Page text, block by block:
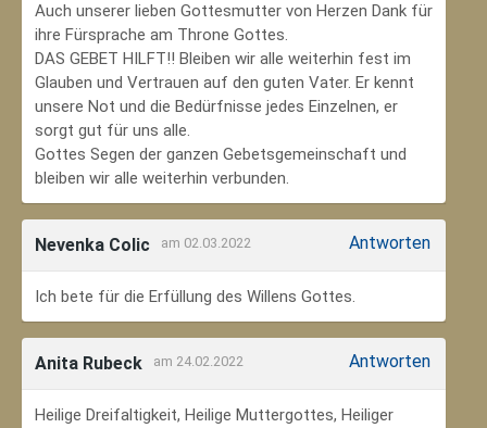
Auch unserer lieben Gottesmutter von Herzen Dank für
ihre Fürsprache am Throne Gottes.
DAS GEBET HILFT!! Bleiben wir alle weiterhin fest im
Glauben und Vertrauen auf den guten Vater. Er kennt
unsere Not und die Bedürfnisse jedes Einzelnen, er
sorgt gut für uns alle.
Gottes Segen der ganzen Gebetsgemeinschaft und
bleiben wir alle weiterhin verbunden.
Nevenka Colic am 02.03.2022 Antworten
Ich bete für die Erfüllung des Willens Gottes.
Anita Rubeck am 24.02.2022 Antworten
Heilige Dreifaltigkeit, Heilige Muttergottes, Heiliger